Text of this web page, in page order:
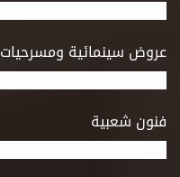
عروض سينمائية ومسرحيات
فنون شعبية